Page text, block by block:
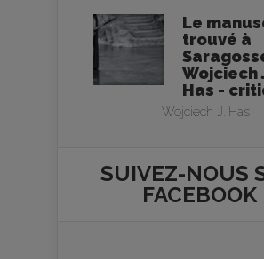
Le
trouvé à
Wojciech
Has -
Wojciech J. Has
SUIVEZ-NOUS
FACEBOOK